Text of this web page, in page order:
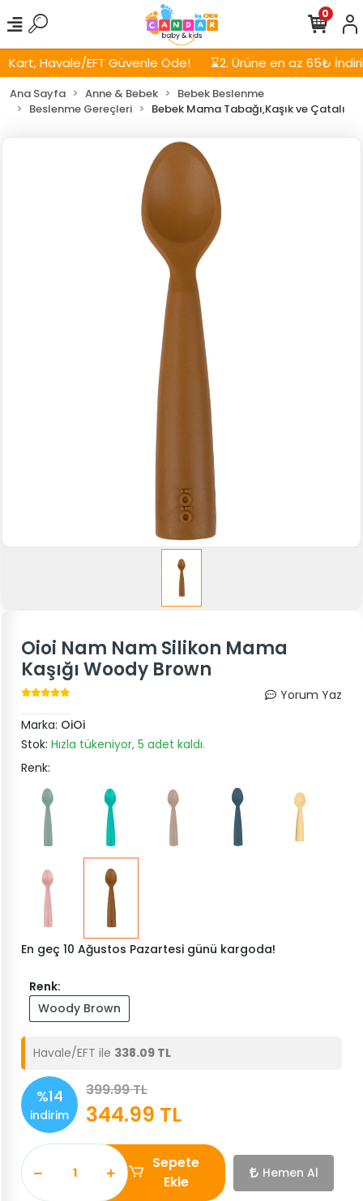
Havale/EFT Güvenle Öde! ⌛2. Ürüne en az 65₺
0
Ana Sayfa Anne & Bebek
Bebek Beslenme
Beslenme Gereçleri
Bebek Mama Tabağı,Kaşık ve Çatalı
Oioi Nam Nam Silikon Mama
Kaşığı Woody Brown
Yorum Yaz
Marka: OiOi
Stok: Hızla tükeniyor, 5 adet kaldı.
Renk:
En geç 10 Ağustos Pazartesi günü kargoda!
Renk:
Woody Brown
Havale/EFT ile 338.09 TL
%14
indirim
399.99 TL
344.99 TL
Sepete
Ekle
Hemen Al